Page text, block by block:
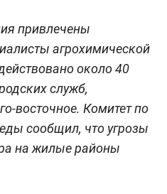
привлечены
агрохимической
около 40
служб,
восточное. Комитет по
сообщил, что угрозы
на жилые районы